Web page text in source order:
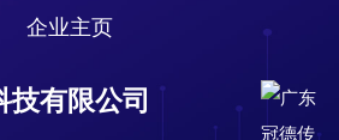
企业主页
技有限公司